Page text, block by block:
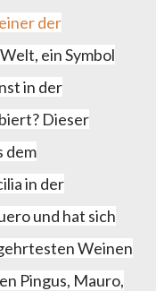
der
ein Symbol
in der
Dieser
dem
in der
und hat sich
Weinen
Pingus, Mauro,